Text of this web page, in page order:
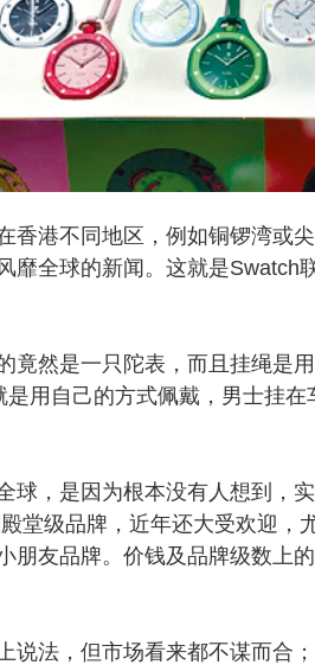
港不同地区，例如铜锣湾或
靡全球的新闻。这就是Swatch
然是一只陀表，而且挂绳是
用自己的方式佩戴，男士挂
，是因为根本没有人想到，
堂级品牌，近年还大受欢迎，
朋友品牌。价钱及品牌级数上
法，但市场看来都不谋而合；